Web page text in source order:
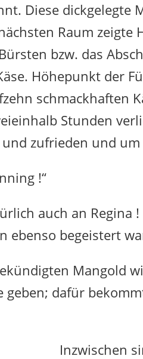
Diese dickgelegte
Raum zeigte
bzw. das
Höhepunkt der
schmackhaften
Stunden
zufrieden und
!“
auch an
ebenso begeistert
Mangold
geben; dafür
Inzwischen